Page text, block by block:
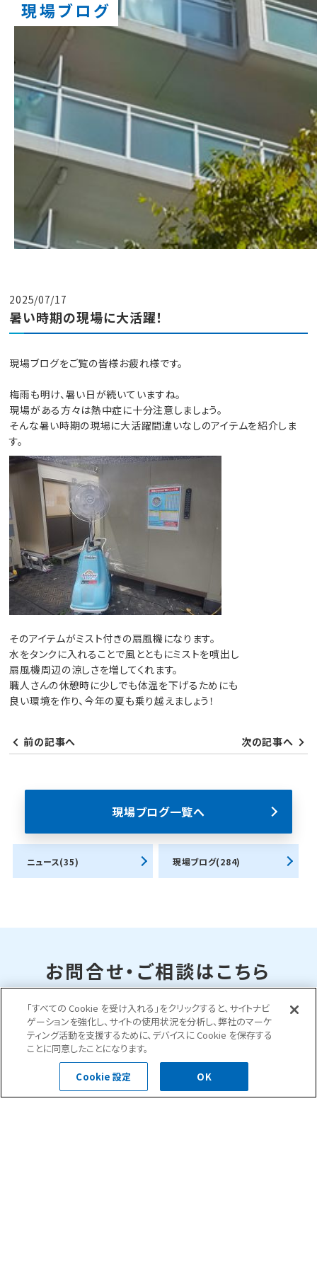
現場ブログ
2025/07/17
暑い時期の現場に大活躍！
現場ブログをご覧の皆様お疲れ様です。
梅雨も明け、暑い日が続いていますね。
現場がある方々は熱中症に十分注意しましょう。
そんな暑い時期の現場に大活躍間違いなしのアイテムを紹介しま
す。
そのアイテムがミスト付きの扇風機になります。
水をタンクに入れることで風とともにミストを噴出し
扇風機周辺の涼しさを増してくれます。
職人さんの休憩時に少しでも体温を下げるためにも
良い環境を作り、今年の夏も乗り越えましょう！
前の記事へ 次の記事へ
現場ブログ一覧へ
ニュース(35) 現場ブログ(284)
お問合せ・ご相談はこちら
0120-400-252
受付時間 平日 8:30～18:00
お問い合わせフォーム
「すべての Cookie を受け入れる」をクリックすると、サイトナビ
ゲーションを強化し、サイトの使用状況を分析し、弊社のマーケ
ティング活動を支援するために、デバイスに Cookie を保存する
ことに同意したことになります。
Cookie 設定 OK